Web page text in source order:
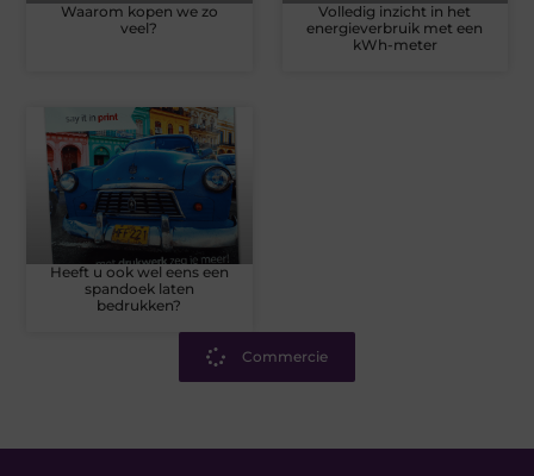
Waarom kopen we zo
veel?
Volledig inzicht in het
energieverbruik met een
kWh-meter
Heeft u ook wel eens een
spandoek laten
bedrukken?
Commercie